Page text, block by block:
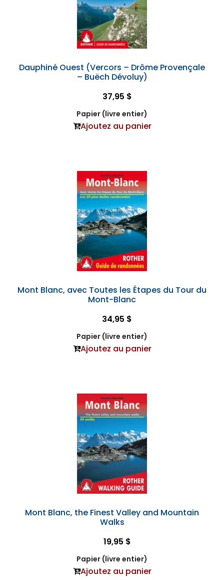
Dauphiné Ouest (Vercors – Drôme Provençale
– Buëch Dévoluy)
37,95 $
Papier (livre entier)
Ajoutez au panier
Mont Blanc, avec Toutes les Étapes du Tour du
Mont-Blanc
34,95 $
Papier (livre entier)
Ajoutez au panier
Mont Blanc, the Finest Valley and Mountain
Walks
19,95 $
Papier (livre entier)
Ajoutez au panier